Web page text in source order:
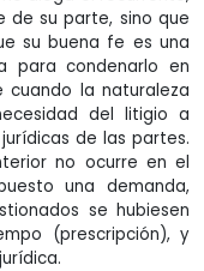
de su parte, sino que
su buena fe es una
para condenarlo en
cuando la naturaleza
del litigio a
de las partes.
no ocurre en el
una demanda,
se hubiesen
(prescripción), y